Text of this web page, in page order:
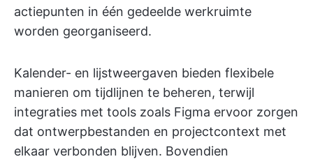
actiepunten in één gedeelde werkruimte
worden georganiseerd.
Kalender- en lijstweergaven bieden flexibele
manieren om tijdlijnen te beheren, terwijl
integraties met tools zoals Figma ervoor zorgen
dat ontwerpbestanden en projectcontext met
elkaar verbonden blijven. Bovendien